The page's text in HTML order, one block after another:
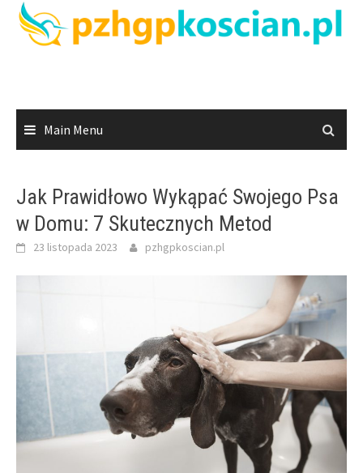
Skip
content
Main Menu
Jak Prawidłowo Wykąpać Swojego Psa
w Domu: 7 Skutecznych Metod
23 listopada 2023 pzhgpkoscian.pl